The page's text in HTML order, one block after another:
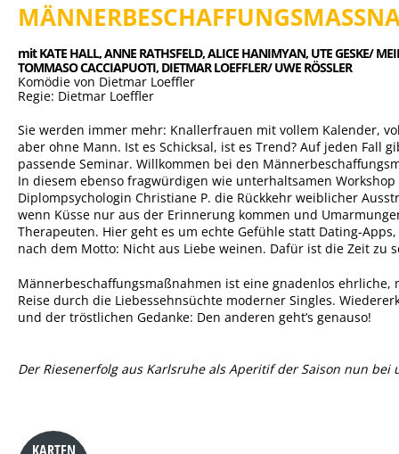
mit KATE HALL, ANNE RATHSFELD, ALICE HANIMYAN, UTE GESKE/
TOMMASO CACCIAPUOTI, DIETMAR LOEFFLER/ UWE RÖSSLER
Komödie von Dietmar Loeffler
Regie: Dietmar Loeffler
Sie werden immer mehr: Knallerfrauen mit vollem Kalender,
aber ohne Mann. Ist es Schicksal, ist es Trend? Auf jeden Fall
passende Seminar. Willkommen bei den
In diesem ebenso fragwürdigen wie unterhaltsamen
Diplompsychologin Christiane P. die Rückkehr weiblicher
wenn Küsse nur aus der Erinnerung kommen und
Therapeuten. Hier geht es um echte Gefühle statt Dating-
nach dem Motto: Nicht aus Liebe weinen. Dafür ist die Zeit zu
Männerbeschaffungsmaßnahmen ist eine gnadenlos ehrliche,
Reise durch die Liebessehnsüchte moderner Singles.
und der tröstlichen Gedanke: Den anderen geht’s genauso!
Der Riesenerfolg aus Karlsruhe als Aperitif der Saison nun bei